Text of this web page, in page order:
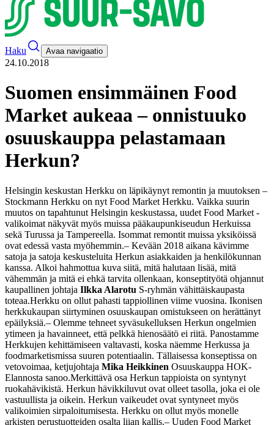
Haku Avaa navigaatio
24.10.2018
Suomen ensimmäinen Food
Market aukeaa – onnistuuko
osuuskauppa pelastamaan
Herkun?
Helsingin keskustan Herkku on läpikäynyt remontin ja muutoksen –
Stockmann Herkku on nyt Food Market Herkku. Vaikka suurin
muutos on tapahtunut Helsingin keskustassa, uudet Food Market -
valikoimat näkyvät myös muissa pääkaupunkiseudun Herkuissa
sekä Turussa ja Tampereella. Isommat remontit muissa yksiköissä
ovat edessä vasta myöhemmin.– Kevään 2018 aikana kävimme
satoja ja satoja keskusteluita Herkun asiakkaiden ja henkilökunnan
kanssa. Alkoi hahmottua kuva siitä, mitä halutaan lisää, mitä
vähemmän ja mitä ei ehkä tarvita ollenkaan, konseptityötä ohjannut
kaupallinen johtaja Ilkka Alarotu S-ryhmän vähittäiskaupasta
toteaa.Herkku on ollut pahasti tappiollinen viime vuosina. Ikonisen
herkkukaupan siirtyminen osuuskaupan omistukseen on herättänyt
epäilyksiä.– Olemme tehneet syväsukelluksen Herkun ongelmien
ytimeen ja havainneet, että pelkkä hienosäätö ei riitä. Panostamme
Herkkujen kehittämiseen valtavasti, koska näemme Herkussa ja
foodmarketismissa suuren potentiaalin. Tällaisessa konseptissa on
vetovoimaa, ketjujohtaja Mika Heikkinen Osuuskauppa HOK-
Elannosta sanoo.Merkittävä osa Herkun tappioista on syntynyt
ruokahävikistä. Herkun hävikkiluvut ovat olleet tasolla, joka ei ole
vastuullista ja oikein. Herkun vaikeudet ovat syntyneet myös
valikoimien sirpaloitumisesta. Herkku on ollut myös monelle
arkisten perustuotteiden osalta liian kallis.– Uuden Food Market